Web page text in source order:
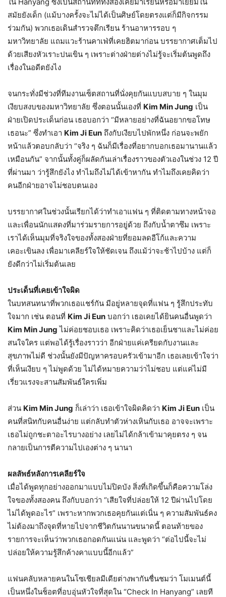
สมัยยังเด็ก (แม้บางครั้งจะไม่ได้เป็นศิษย์โดยตรงแต่ก็มีกิจกรรม
ร่วมกัน) พวกเธอเดินสำรวจตึกเรียน ร้านอาหารรอบ ๆ
มหาวิทยาลัย แถมแวะร้านคาเฟ่ที่เคยฮิตมาก่อน บรรยากาศเต็มไป
ด้วยเสียงหัวเราะปนเขิน ๆ เพราะต่างฝ่ายต่างไม่รู้จะเริ่มต้นพูดถึง
เรื่องในอดีตยังไง
จนกระทั่งมีช่วงที่ทีมงานเซ็ตสถานที่นั่งคุยกันแบบสบาย ๆ ในมุม
เงียบสงบของมหาวิทยาลัย ซึ่งตอนนั้นเองที่ Kim Min Jung เป็น
ฝ่ายเปิดประเด็นก่อน เธอบอกว่า “มีหลายอย่างที่ฉันอยากขอโทษ
เธอนะ” ซึ่งทำเอา Kim Ji Eun ถึงกับเงียบไปพักหนึ่ง ก่อนจะพยัก
หน้าแล้วตอบกลับว่า “จริง ๆ ฉันก็มีเรื่องที่อยากบอกเธอมานานแล้ว
เหมือนกัน” จากนั้นทั้งคู่ก็ผลัดกันเล่าเรื่องราวของตัวเองในช่วง 12 ปี
ที่ผ่านมา ว่ารู้สึกยังไง ทำไมถึงไม่ได้เข้าหากัน ทำไมถึงเคยคิดว่า
คนอีกฝ่ายอาจไม่ชอบตนเอง
บรรยากาศในช่วงนั้นเรียกได้ว่าทำเอาแฟน ๆ ที่ติดตามทางหน้าจอ
และเพื่อนนักแสดงที่มาร่วมรายการอยู่ด้วย ถึงกับน้ำตาซึม เพราะ
เราได้เห็นมุมที่จริงใจของทั้งสองฝ่ายที่ยอมลดอีโก้และความ
เคอะเขินลง เพื่อมาเคลียร์ใจให้ชัดเจน ถึงแม้ว่าจะช้าไปบ้าง แต่ก็
ยังดีกว่าไม่เริ่มต้นเลย
ประเด็นที่เคยเข้าใจผิด
ในบทสนทนาที่พวกเธอแชร์กัน มีอยู่หลายจุดที่แฟน ๆ รู้สึกประทับ
ใจมาก เช่น ตอนที่ Kim Ji Eun บอกว่า เธอเคยได้ยินคนอื่นพูดว่า
Kim Min Jung ไม่ค่อยชอบเธอ เพราะคิดว่าเธอเย็นชาและไม่ค่อย
สนใจใคร แต่พอได้รู้เรื่องราวว่า อีกฝ่ายแค่เครียดกับงานและ
สุขภาพไม่ดี ช่วงนั้นยังมีปัญหาครอบครัวเข้ามาอีก เธอเลยเข้าใจว่า
ที่เห็นเงียบ ๆ ไม่พูดด้วย ไม่ได้หมายความว่าไม่ชอบ แต่แค่ไม่มี
เรี่ยวแรงจะสานสัมพันธ์ใครเพิ่ม
ส่วน Kim Min Jung ก็เล่าว่า เธอเข้าใจผิดคิดว่า Kim Ji Eun เป็น
คนที่สนิทกับคนอื่นง่าย แต่กลับทำตัวห่างเหินกับเธอ อาจจะเพราะ
เธอไม่ถูกชะตาอะไรบางอย่าง เลยไม่ได้กล้าเข้ามาคุยตรง ๆ จน
กลายเป็นการตีความไปเองต่าง ๆ นานา
ผลลัพธ์หลังการเคลียร์ใจ
เมื่อได้พูดทุกอย่างออกมาแบบไม่ปิดบัง สิ่งที่เกิดขึ้นก็คือความโล่ง
ใจของทั้งสองคน ถึงกับบอกว่า “เสียใจที่ปล่อยให้ 12 ปีผ่านไปโดย
ไม่ได้พูดอะไร” เพราะหากพวกเธอคุยกันแต่เนิ่น ๆ ความสัมพันธ์คง
ไม่ต้องมาถึงจุดที่หายไปจากชีวิตกันนานขนาดนี้ ตอนท้ายของ
รายการจะเห็นว่าพวกเธอกอดกันแน่น และพูดว่า “ต่อไปนี้จะไม่
ปล่อยให้ความรู้สึกค้างคาแบบนี้อีกแล้ว”
แฟนคลับหลายคนในโซเชียลมีเดียต่างพากันชื่นชมว่า โมเมนต์นี้
เป็นหนึ่งในช็อตที่อบอุ่นหัวใจที่สุดใน “Check In Hanyang” เลยที